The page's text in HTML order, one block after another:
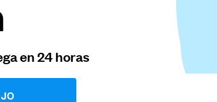
en 24 horas